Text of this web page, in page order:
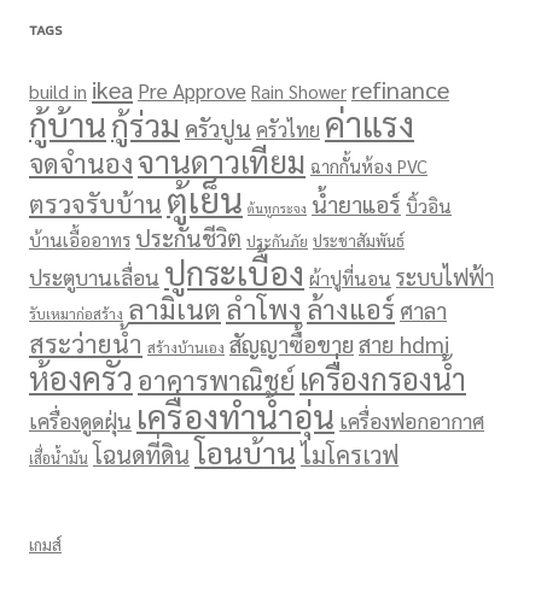
TAGS
build in ikea Pre Approve Rain Shower refinance
กู้บ้านกู้ร่วม ครัวปูน ครัวไทย ค่าแรง
จดจำนองจานดาวเทียม ฉากกั้นห้อง PVC
ตรวจรับบ้าน ตู้เย็น ต้นหูกระจง น้ำยาแอร์ บิ้วอิน
บ้านเอื้ออาทร ประกันชีวิต ประกันภัย ประชาสัมพันธ์
ประตูบานเลื่อน ปูกระเบื้อง ผ้าปูที่นอน ระบบไฟฟ้า
รับเหมาก่อสร้าง ลามิเนต ลำโพง ล้างแอร์ ศาลา
สระว่ายน้ำ สร้างบ้านเอง สัญญาซื้อขาย สาย hdmi
ห้องครัว อาคารพาณิชย์ เครื่องกรองน้ำ
เครื่องดูดฝุ่น เครื่องทำน้ำอุ่น เครื่องฟอกอากาศ
เสื่อน้ำมัน โฉนดที่ดินโอนบ้านไมโครเวฟ
เกมส์